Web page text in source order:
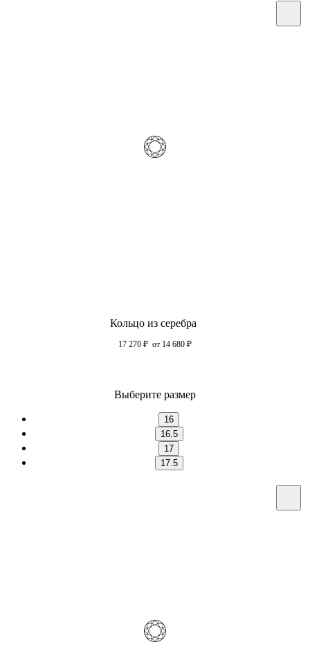
Кольцо из серебра
17 270 ₽ от 14 680 ₽
Выберите размер
16
16.5
17
17.5